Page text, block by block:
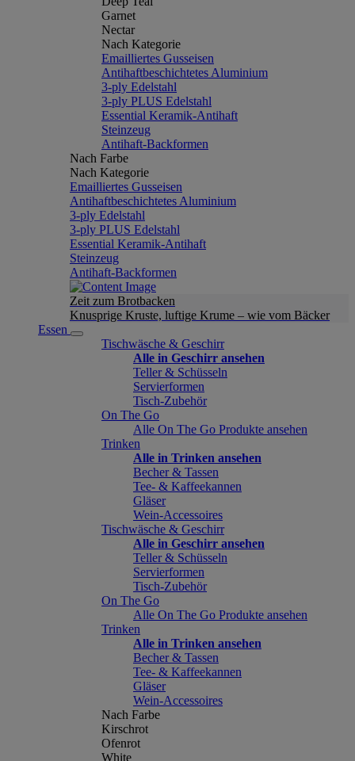
Garnet
Nectar
Nach Kategorie
Emailliertes Gusseisen
Antihaftbeschichtetes Aluminium
3-ply Edelstahl
3-ply PLUS Edelstahl
Essential Keramik-Antihaft
Steinzeug
Antihaft-Backformen
Nach Farbe
Nach Kategorie
Emailliertes Gusseisen
Antihaftbeschichtetes Aluminium
3-ply Edelstahl
3-ply PLUS Edelstahl
Essential Keramik-Antihaft
Steinzeug
Antihaft-Backformen
Zeit zum Brotbacken
Knusprige Kruste, luftige Krume – wie vom Bäcker
Essen
Tischwäsche & Geschirr
Alle in Geschirr ansehen
Teller & Schüsseln
Servierformen
Tisch-Zubehör
On The Go
Alle On The Go Produkte ansehen
Trinken
Alle in Trinken ansehen
Becher & Tassen
Tee- & Kaffeekannen
Gläser
Wein-Accessoires
Tischwäsche & Geschirr
Alle in Geschirr ansehen
Teller & Schüsseln
Servierformen
Tisch-Zubehör
On The Go
Alle On The Go Produkte ansehen
Trinken
Alle in Trinken ansehen
Becher & Tassen
Tee- & Kaffeekannen
Gläser
Wein-Accessoires
Nach Farbe
Kirschrot
Ofenrot
White